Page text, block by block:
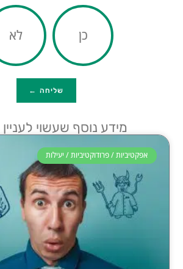
כן לא
שליחה ←
מידע נוסף שעשוי
אפקטיביות / פרודוקטיביות / יעילות